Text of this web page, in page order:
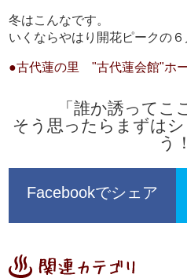
冬はこんなです。
いくならやはり開花ピークの６
●古代蓮の里 "古代蓮会館"ホ
「誰か誘ってこ
そう思ったらまずは
う！
Facebookでシェア